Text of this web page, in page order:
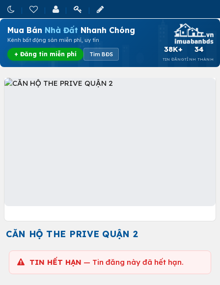
Mua Bán Nhà Đất Nhanh Chóng
Kênh bất động sản miễn phí, uy tín
+ Đăng tin miễn phí Tìm BĐS
38K+
TIN ĐĂNG
34
TỈNH THÀNH
CĂN HỘ THE PRIVE QUẬN 2
TIN HẾT HẠN — Tin đăng này đã hết hạn.